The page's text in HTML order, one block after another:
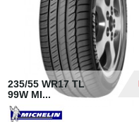
235/55 WR17 TL
99W MI...